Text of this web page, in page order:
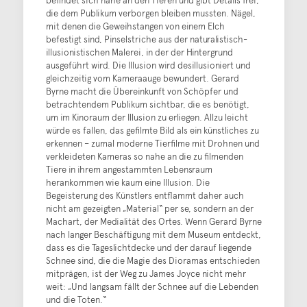
die dem Publikum verborgen bleiben mussten. Nägel,
mit denen die Geweihstangen von einem Elch
befestigt sind, Pinselstriche aus der naturalistisch-
illusionistischen Malerei, in der der Hintergrund
ausgeführt wird. Die Illusion wird desillusioniert und
gleichzeitig vom Kameraauge bewundert. Gerard
Byrne macht die Übereinkunft von Schöpfer und
betrachtendem Publikum sichtbar, die es benötigt,
um im Kinoraum der Illusion zu erliegen. Allzu leicht
würde es fallen, das gefilmte Bild als ein künstliches zu
erkennen – zumal moderne Tierfilme mit Drohnen und
verkleideten Kameras so nahe an die zu filmenden
Tiere in ihrem angestammten Lebensraum
herankommen wie kaum eine Illusion. Die
Begeisterung des Künstlers entflammt daher auch
nicht am gezeigten „Material“ per se, sondern an der
Machart, der Medialität des Ortes. Wenn Gerard Byrne
nach langer Beschäftigung mit dem Museum entdeckt,
dass es die Tageslichtdecke und der darauf liegende
Schnee sind, die die Magie des Dioramas entschieden
mitprägen, ist der Weg zu James Joyce nicht mehr
weit: „Und langsam fällt der Schnee auf die Lebenden
und die Toten.“